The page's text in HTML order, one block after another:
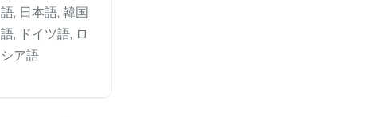
語, 日本語, 韓国
語, ドイツ語, ロ
シア語